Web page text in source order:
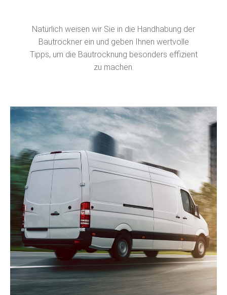
Natürlich weisen wir Sie in die Handhabung der
Bautrockner ein und geben Ihnen wertvolle
Tipps, um die Bautrocknung besonders effizient
zu machen.